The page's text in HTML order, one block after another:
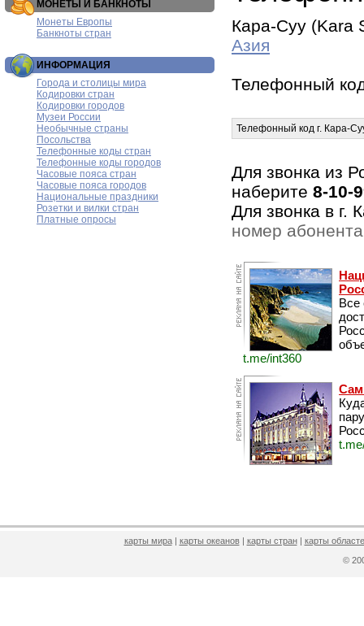
МОНЕТЫ И БАНКНОТЫ
Монеты Европы
Банкноты стран
ИНФОРМАЦИЯ
Города и столицы мира
Кодировки стран
Кодировки городов
Музеи России
Необычные страны
Посольства
Телефонные коды стран
Телефонные коды городов
Часовые пояса стран
Часовые пояса городов
Национальные праздники
Розетки и вилки стран
Платные опросы
Кара-Суу (Kara
Азия
Телефонный
Телефонный код г. Кара-
Для звонка из
наберите 8-10-
Для звонка в г.
номер абонента
Все
t.me/int360
карты мира| карты океанов| карты стран| карты
©